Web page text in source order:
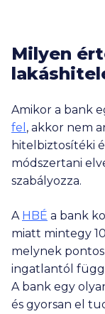
Milyen
Amikor a bank
fel , akkor nem
hitelbiztosítéki
módszertani
szabályozza.
A HBÉ a bank
miatt mintegy
melynek
ingatlantól
A bank egy
és gyorsan el